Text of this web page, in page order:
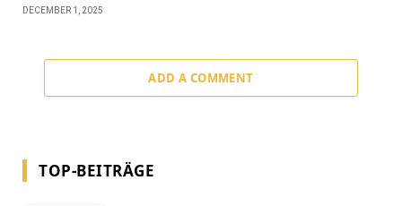
DECEMBER 1, 2025
ADD A COMMENT
TOP-BEITRÄGE